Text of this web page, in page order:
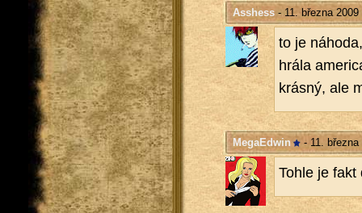
Asshess- 11. března 2009
to je
hrála
krás­ný, ale
MegaEdwin - 11. března
Tohle je fakt